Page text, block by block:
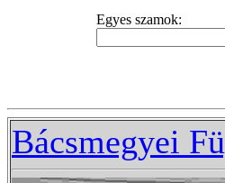
Egyes szamok:
Bácsmegyei